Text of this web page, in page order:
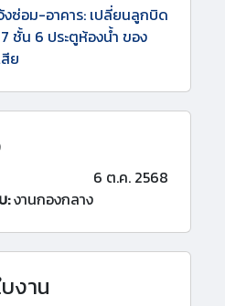
งซ่อม-อาคาร: เปลี่ยนลูกบิด
7 ชั้น 6 ประตูห้องน้ำ ของ
ย
6 ต.ค. 2568
:งานกองกลาง
งาน